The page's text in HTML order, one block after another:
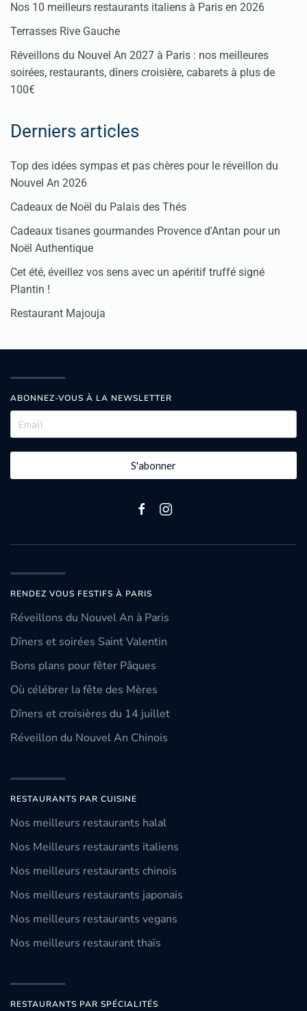
Nos 10 meilleurs restaurants italiens à Paris en 2026
Terrasses Rive Gauche
Réveillons du Nouvel An 2027 à Paris : nos meilleures
soirées, restaurants, dîners croisière, cabarets à plus de
100€
Derniers articles
Top des idées sympas et pas chères pour le réveillon du
Nouvel An 2026
Cadeaux de Noël du Palais des Thés
Cadeaux tisanes gourmandes Provence d'Antan pour un
Noël Authentique
Cet été, éveillez vos sens avec un apéritif truffé signé
Plantin !
Restaurant Majouja
ABONNEZ-VOUS À LA NEWSLETTER
S'abonner
RENDEZ VOUS FESTIFS À PARIS
Réveillons du Nouvel An à Paris
Dîners et soirées Saint Valentin
Bons plans pour fêter Pâques
Où célébrer la fête des Mères
Dîners et croisières du 14 juillet
Réveillon du Nouvel An Chinois
RESTAURANTS PAR CUISINE
Nos meilleurs restaurants halal
Nos Meilleurs restaurants italiens
Nos meilleurs restaurants chinois
Nos meilleurs restaurants japonais
Nos meilleurs restaurants vegans
Nos meilleurs restaurant thaïs
RESTAURANTS PAR SPÉCIALITÉS